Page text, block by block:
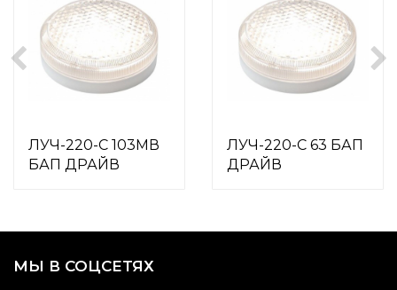
ЛУЧ-220-С 103МВ
БАП ДРАЙВ
ЛУЧ-220-С 63 БАП
ДРАЙВ
МЫ В СОЦСЕТЯХ